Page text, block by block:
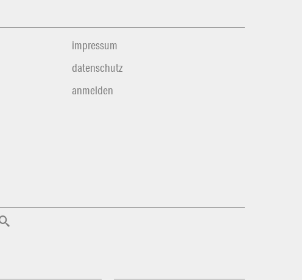
impressum
datenschutz
anmelden